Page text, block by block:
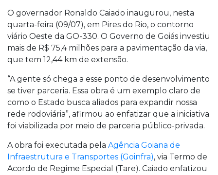
O governador Ronaldo Caiado inaugurou, nesta
quarta-feira (09/07), em Pires do Rio, o contorno
viário Oeste da GO-330. O Governo de Goiás investiu
mais de R$ 75,4 milhões para a pavimentação da via,
que tem 12,44 km de extensão.
“A gente só chega a esse ponto de desenvolvimento
se tiver parceria. Essa obra é um exemplo claro de
como o Estado busca aliados para expandir nossa
rede rodoviária”, afirmou ao enfatizar que a iniciativa
foi viabilizada por meio de parceria público-privada.
A obra foi executada pela Agência Goiana de
Infraestrutura e Transportes (Goinfra), via Termo de
Acordo de Regime Especial (Tare). Caiado enfatizou